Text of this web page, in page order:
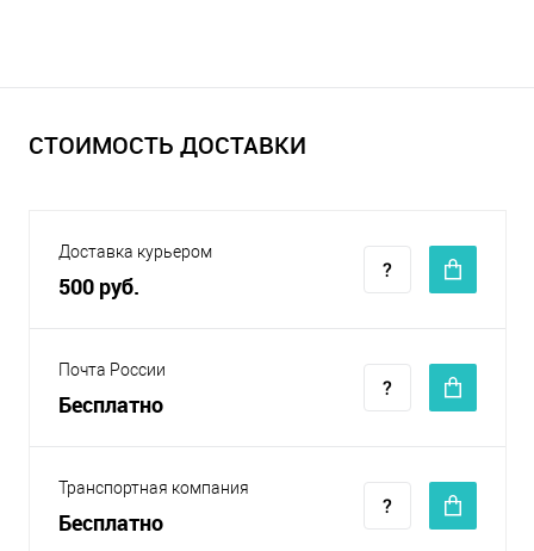
СТОИМОСТЬ ДОСТАВКИ
Доставка курьером
500 руб.
Почта России
Бесплатно
Транспортная компания
Бесплатно